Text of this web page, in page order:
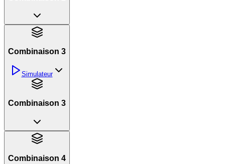
Combinaison 3
Simulateur
Combinaison 3
Combinaison 4